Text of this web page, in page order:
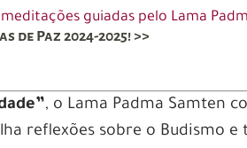
guiadas pelo Lama
de Paz 2024-2025! >>
, o Lama Padma Samten
reflexões sobre o Budismo e